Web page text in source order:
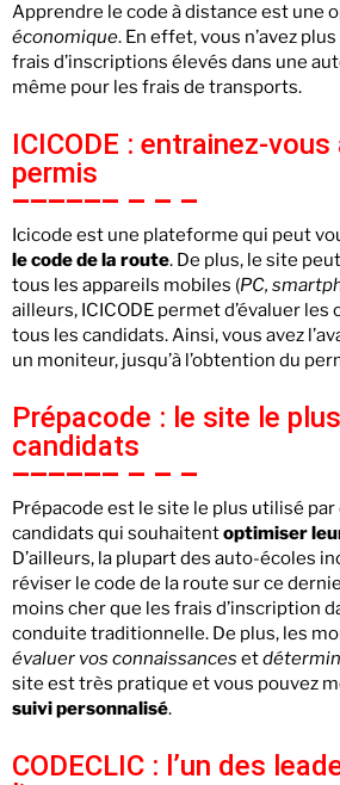
Apprendre le code à distance est une
économique. En effet, vous n’avez
frais d’inscriptions élevés dans une
même pour les frais de transports.
ICICODE : entrainez-
permis
Icicode est une plateforme qui peut
le code de la route. De plus, le site
tous les appareils mobiles (PC,
ailleurs, ICICODE permet d’évaluer les
tous les candidats. Ainsi, vous avez
un moniteur, jusqu’à l’obtention du
Prépacode : le site le
candidats
Prépacode est le site le plus utilisé
candidats qui souhaitentoptimiser
D’ailleurs, la plupart des auto-écoles
réviser le code de la route sur ce
moins cher que les frais d’inscription
conduite traditionnelle. De plus, les
évaluer vos connaissances et
site est très pratique et vous pouvez
suivi personnalisé.
CODECLIC : l’un des